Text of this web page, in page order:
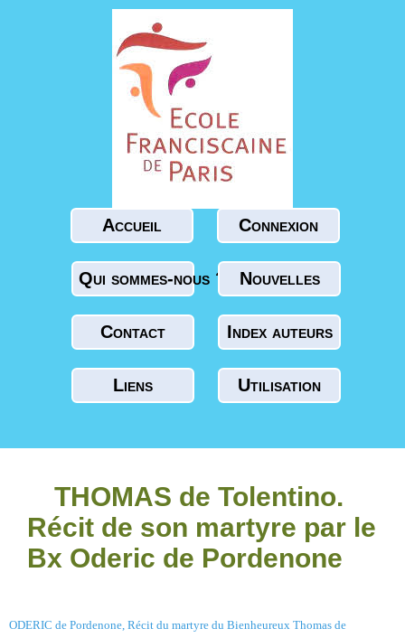
Accueil Connexion
Qui sommes-nous ? Nouvelles
Contact Index auteurs
Liens Utilisation
THOMAS de Tolentino.
Récit de son martyre par le
Bx Oderic de Pordenone
ODERIC de Pordenone, Récit du martyre du Bienheureux Thomas de